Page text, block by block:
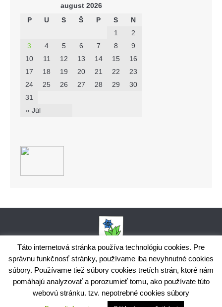
august 2026
P
U S Š P S N
« Júl
1
2
3
4 5 6 7 8
9
10
11 12 13 14 15
16
17
18 19 20 21 22
23
24
25 26 27 28 29
30
31
Obecný úrad Bodiná, č. 102, 018 15 Prečín,
+421424398035,www.bodina.eu
IČO: 00 692 522, Prima banka Slovensko, a.s., IBAN: SK25 5600 0000
0029 9178 8001
Ochrana osobných údajov
Táto internetová stránka používa technológiu cookies. Pre
správnu funkčnosť stránky, používame iba nevyhnutné cookies
súbory. Používame tiež súbory cookies tretích strán, ktoré nám
pomáhajú analyzovať a porozumieť tomu, ako používate túto
webovú stránku. tzv. nepotrebné cookies súbory